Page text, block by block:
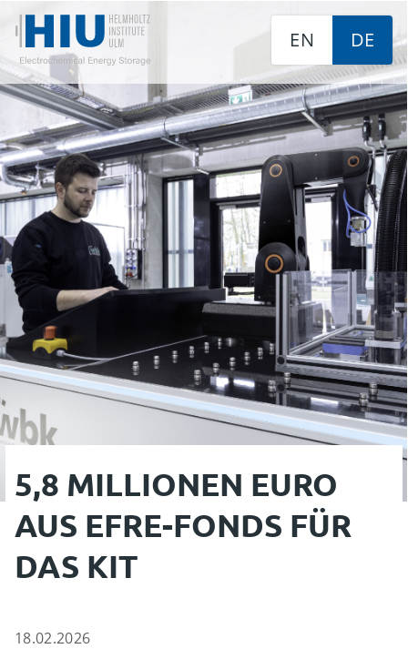
EN DE
5,8 MILLIONEN EURO
AUS EFRE-FONDS FÜR
DAS KIT
18.02.2026